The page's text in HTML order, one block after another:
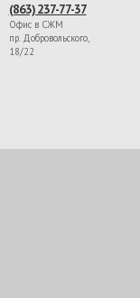
(863) 237-77-37
Офис в СЖМ
пр. Добровольского,
18/22